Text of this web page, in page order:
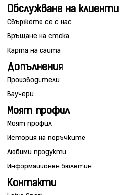
Обслужване на клиенти
Свържете се с нас
Връщане на стока
Карта на сайта
Допълнения
Производители
Ваучери
Моят профил
Моят профил
История на поръчките
Любими продукти
Информационен бюлетин
Контакти